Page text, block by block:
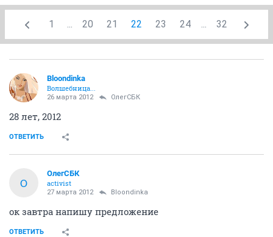
1 ... 20 21 22 23 24 ... 32
Bloondinka
Волшебница...
26 марта 2012 ОлегСБК
28 лет, 2012
ОТВЕТИТЬ
О
ОлегСБК
activist
27 марта 2012 Bloondinka
ок завтра напишу предложение
ОТВЕТИТЬ